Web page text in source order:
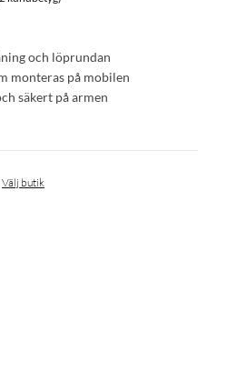
och löprundan
monteras på mobilen
säkert på armen
Välj butik